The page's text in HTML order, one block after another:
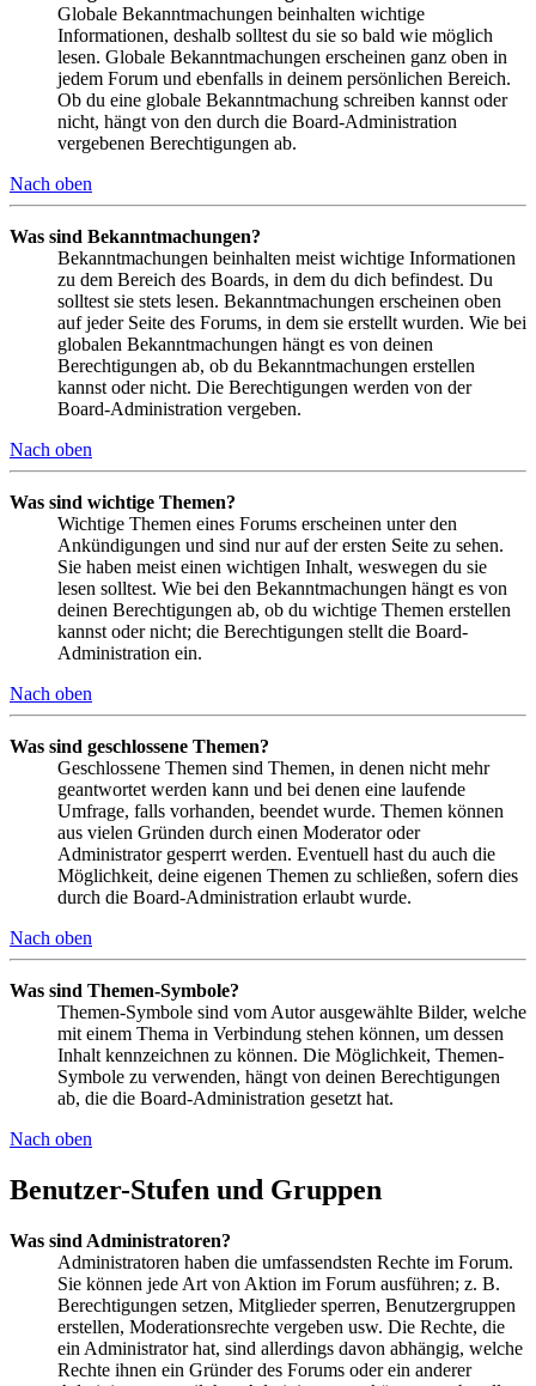
Globale Bekanntmachungen beinhalten wichtige
Informationen, deshalb solltest du sie so bald wie möglich
lesen. Globale Bekanntmachungen erscheinen ganz oben in
jedem Forum und ebenfalls in deinem persönlichen Bereich.
Ob du eine globale Bekanntmachung schreiben kannst oder
nicht, hängt von den durch die Board-Administration
vergebenen Berechtigungen ab.
Nach oben
Was sind Bekanntmachungen?
Bekanntmachungen beinhalten meist wichtige Informationen
zu dem Bereich des Boards, in dem du dich befindest. Du
solltest sie stets lesen. Bekanntmachungen erscheinen oben
auf jeder Seite des Forums, in dem sie erstellt wurden. Wie bei
globalen Bekanntmachungen hängt es von deinen
Berechtigungen ab, ob du Bekanntmachungen erstellen
kannst oder nicht. Die Berechtigungen werden von der
Board-Administration vergeben.
Nach oben
Was sind wichtige Themen?
Wichtige Themen eines Forums erscheinen unter den
Ankündigungen und sind nur auf der ersten Seite zu sehen.
Sie haben meist einen wichtigen Inhalt, weswegen du sie
lesen solltest. Wie bei den Bekanntmachungen hängt es von
deinen Berechtigungen ab, ob du wichtige Themen erstellen
kannst oder nicht; die Berechtigungen stellt die Board-
Administration ein.
Nach oben
Was sind geschlossene Themen?
Geschlossene Themen sind Themen, in denen nicht mehr
geantwortet werden kann und bei denen eine laufende
Umfrage, falls vorhanden, beendet wurde. Themen können
aus vielen Gründen durch einen Moderator oder
Administrator gesperrt werden. Eventuell hast du auch die
Möglichkeit, deine eigenen Themen zu schließen, sofern dies
durch die Board-Administration erlaubt wurde.
Nach oben
Was sind Themen-Symbole?
Themen-Symbole sind vom Autor ausgewählte Bilder, welche
mit einem Thema in Verbindung stehen können, um dessen
Inhalt kennzeichnen zu können. Die Möglichkeit, Themen-
Symbole zu verwenden, hängt von deinen Berechtigungen
ab, die die Board-Administration gesetzt hat.
Nach oben
Benutzer-Stufen und Gruppen
Was sind Administratoren?
Administratoren haben die umfassendsten Rechte im Forum.
Sie können jede Art von Aktion im Forum ausführen; z. B.
Berechtigungen setzen, Mitglieder sperren, Benutzergruppen
erstellen, Moderationsrechte vergeben usw. Die Rechte, die
ein Administrator hat, sind allerdings davon abhängig, welche
Rechte ihnen ein Gründer des Forums oder ein anderer